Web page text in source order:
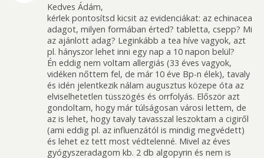
Kedves Ádám,
kérlek pontosítsd kicsit az evidenciákat: az echinacea
adagot, milyen formában érted? tabletta, csepp? Mi
az ajánlott adag? Leginkább a tea híve vagyok, azt
pl. hányszor lehet inni egy nap a 10 napon belül?
Én eddig nem voltam allergiás (33 éves vagyok,
vidéken nőttem fel, de már 10 éve Bp-n élek), tavaly
és idén jelentkezik nálam augusztus közepe óta az
elviselhetetlen tüsszögés és orrfolyás. Először azt
gondoltam, hogy már túlságosan városi lettem, de
az is lehet, hogy tavaly tavasszal leszoktam a cigiről
(ami eddig pl. az influenzától is mindig megvédett)
és lehet ez tett most védtelenné. Mivel az éves
gyógyszeradagom kb. 2 db algopyrin és nem is